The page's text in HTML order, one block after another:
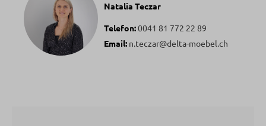
Natalia Teczar
Telefon:0041 81 772 22 89
Email: n.teczar@delta-moebel.ch